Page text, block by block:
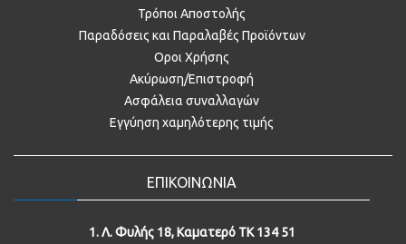
Τρόποι Αποστολής
Παραδόσεις και Παραλαβές Προϊόντων
Οροι Χρήσης
Ακύρωση/Επιστροφή
Ασφάλεια συναλλαγών
Εγγύηση χαμηλότερης τιμής
ΕΠΙΚΟΙΝΩΝΙΑ
1. Λ. Φυλής 18, Καματερό ΤΚ 134 51